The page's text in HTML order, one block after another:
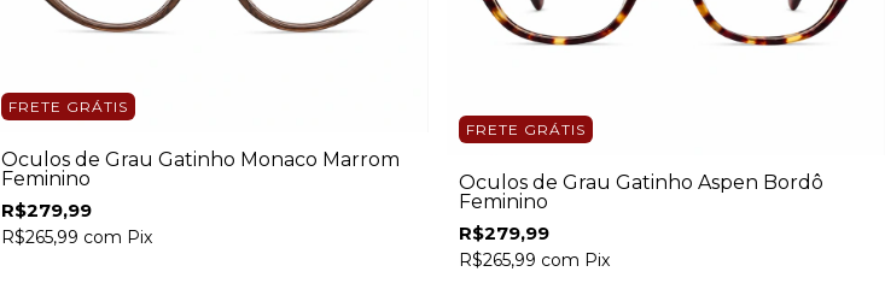
FRETE GRÁTIS
Óculos de Grau Gatinho Monaco Marrom
Feminino
R$279,99
R$265,99 com Pix
FRETE GRÁTIS
Óculos de Grau Gatinho Aspen Bordô
Feminino
R$279,99
R$265,99 com Pix